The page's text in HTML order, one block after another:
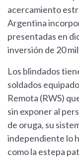
acercamiento
Argentina
presentadas en
inversión de 20
Los blindados
soldados
Remota (RWS)
sin exponer al
de oruga, su
independiente lo
como la estepa